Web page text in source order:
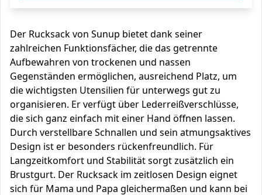
Der Rucksack von Sunup bietet dank seiner
zahlreichen Funktionsfächer, die das getrennte
Aufbewahren von trockenen und nassen
Gegenständen ermöglichen, ausreichend Platz, um
die wichtigsten Utensilien für unterwegs gut zu
organisieren. Er verfügt über Lederreißverschlüsse,
die sich ganz einfach mit einer Hand öffnen lassen.
Durch verstellbare Schnallen und sein atmungsaktives
Design ist er besonders rückenfreundlich. Für
Langzeitkomfort und Stabilität sorgt zusätzlich ein
Brustgurt. Der Rucksack im zeitlosen Design eignet
sich für Mama und Papa gleichermaßen und kann bei